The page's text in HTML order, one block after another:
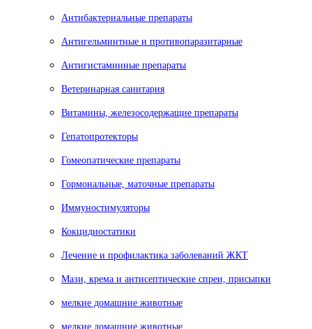
Антибактериальные препараты
Антигельминтные и противопаразитарные
Антигистаминные препараты
Ветеринарная санитария
Витамины, железосодержащие препараты
Гепатопротекторы
Гомеопатические препараты
Гормональные, маточные препараты
Иммуностимуляторы
Кокцидиостатики
Лечение и профилактика заболеваний ЖКТ
Мази, крема и антисептические спреи, присыпки
мелкие домашние животные
мелкие домашние животные